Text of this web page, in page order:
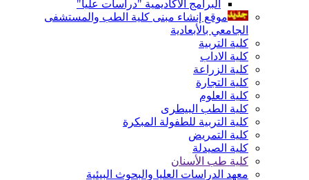
البرامج الأكاديمية "دراسات عليا"
موقع إنشاء مبنى كلية الطب والمستشفى
الجامعي بالأبعادية
كلية التربية
كلية الاداب
كلية الزراعة
كلية التجارة
كلية العلوم
كلية الطب البيطرى
كلية التربية للطفولة المبكرة
كلية التمريض
كلية الصيدلة
كلية طب الأسنان
معهد الدراسات العليا والبحوث البيئية